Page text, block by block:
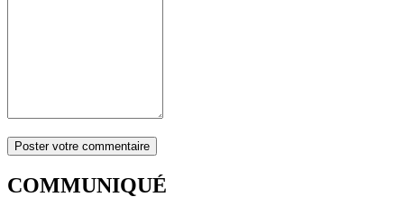
COMMUNIQUÉ